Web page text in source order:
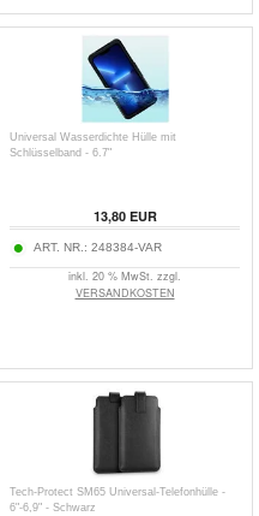
Universal Wasserdichte Hülle mit
Schlüsselband - 6.7"
13,80EUR
ART. NR.: 248384-VAR
inkl. 20 % MwSt. zzgl.
VERSANDKOSTEN
Tech-Protect SM65 Universal-Telefonhülle -
6"-6,9" - Schwarz